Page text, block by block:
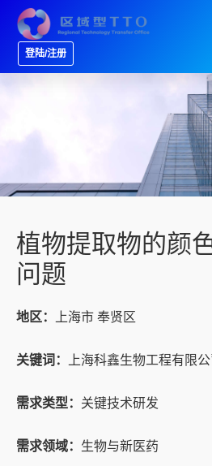
登陆/注册
植物提取物的颜
问题
地区： 上海市 奉贤区
关键词： 上海科鑫生物工程有限公
需求类型： 关键技术研发
需求领域： 生物与新医药